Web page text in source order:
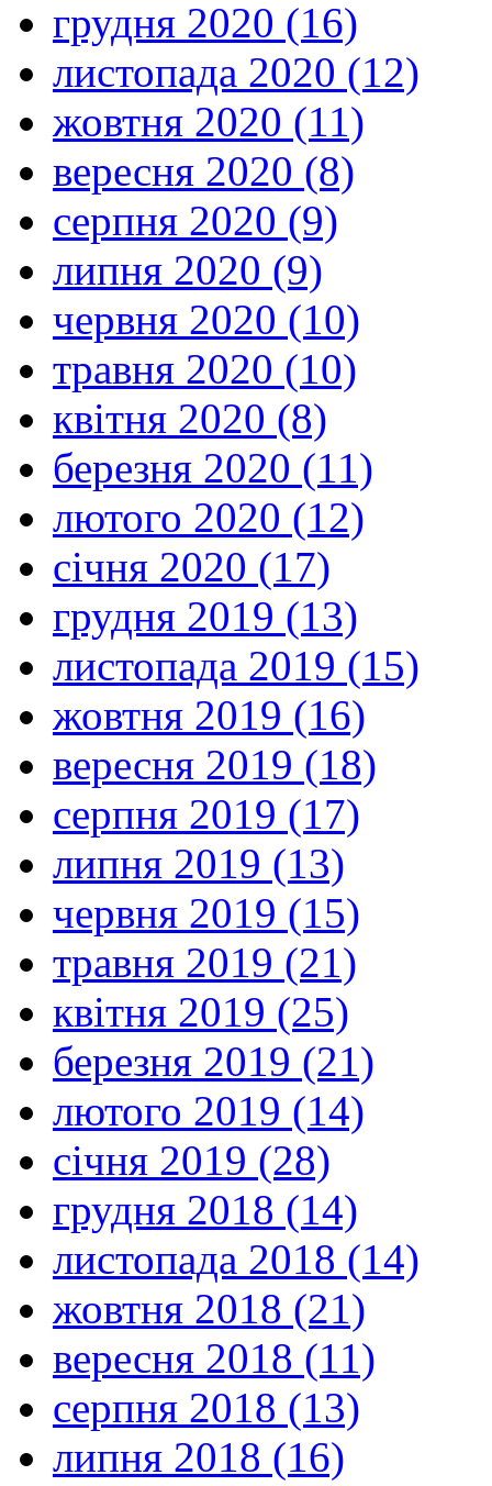
грудня 2020 (16)
листопада 2020 (12)
жовтня 2020 (11)
вересня 2020 (8)
серпня 2020 (9)
липня 2020 (9)
червня 2020 (10)
травня 2020 (10)
квітня 2020 (8)
березня 2020 (11)
лютого 2020 (12)
січня 2020 (17)
грудня 2019 (13)
листопада 2019 (15)
жовтня 2019 (16)
вересня 2019 (18)
серпня 2019 (17)
липня 2019 (13)
червня 2019 (15)
травня 2019 (21)
квітня 2019 (25)
березня 2019 (21)
лютого 2019 (14)
січня 2019 (28)
грудня 2018 (14)
листопада 2018 (14)
жовтня 2018 (21)
вересня 2018 (11)
серпня 2018 (13)
липня 2018 (16)